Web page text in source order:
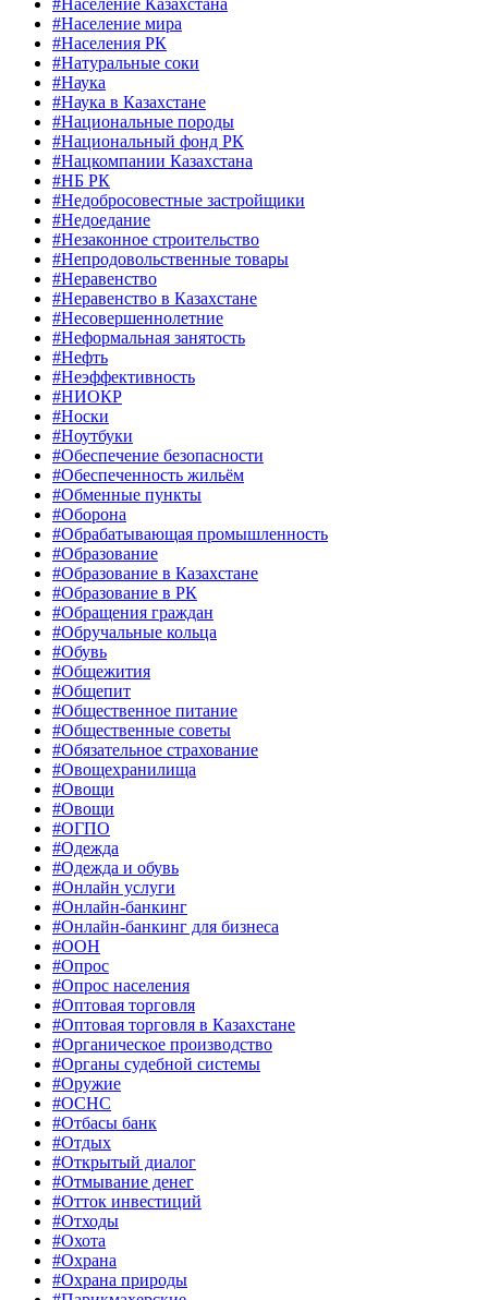
#Население Казахстана
#Население мира
#Населения РК
#Натуральные соки
#Наука
#Наука в Казахстане
#Национальные породы
#Национальный фонд РК
#Нацкомпании Казахстана
#НБ РК
#Недобросовестные застройщики
#Недоедание
#Незаконное строительство
#Непродовольственные товары
#Неравенство
#Неравенство в Казахстане
#Несовершеннолетние
#Неформальная занятость
#Нефть
#Неэффективность
#НИОКР
#Носки
#Ноутбуки
#Обеспечение безопасности
#Обеспеченность жильём
#Обменные пункты
#Оборона
#Обрабатывающая промышленность
#Образование
#Образование в Казахстане
#Образование в РК
#Обращения граждан
#Обручальные кольца
#Обувь
#Общежития
#Общепит
#Общественное питание
#Общественные советы
#Обязательное страхование
#Овощехранилища
#Овощи
#Овощи
#ОГПО
#Одежда
#Одежда и обувь
#Онлайн услуги
#Онлайн-банкинг
#Онлайн-банкинг для бизнеса
#ООН
#Опрос
#Опрос населения
#Оптовая торговля
#Оптовая торговля в Казахстане
#Органическое производство
#Органы судебной системы
#Оружие
#ОСНС
#Отбасы банк
#Отдых
#Открытый диалог
#Отмывание денег
#Отток инвестиций
#Отходы
#Охота
#Охрана
#Охрана природы